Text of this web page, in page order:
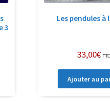
3
Les pendules à
33,00€ TTC
Ajouter au